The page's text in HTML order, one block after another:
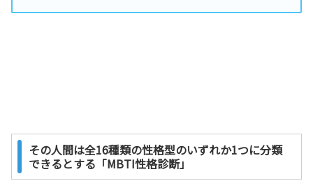
その人間は全16種類の性格型のいずれか1つに分類
できるとする「MBTI性格診断」